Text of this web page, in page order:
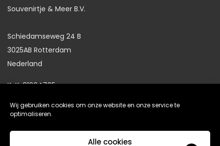
Wij gebruiken cookies om onze website en onze service te
optimaliseren.
Alle cookies
Souvenirtje & Meer B.V.
Schiedamseweg 24 B
3025AB Rotterdam
Nederland
KvK: 81064705